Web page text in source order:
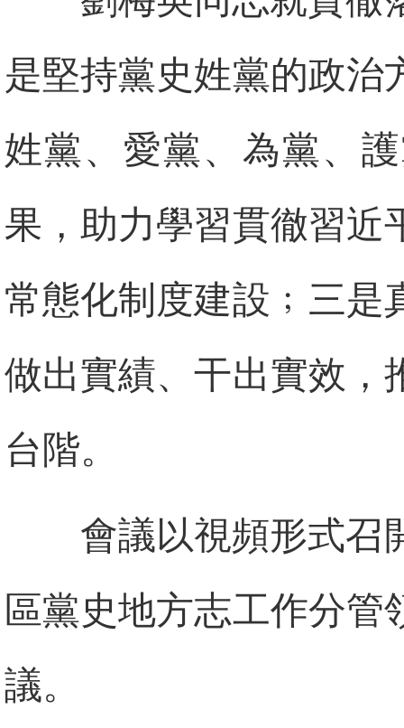
是堅持黨史姓黨的政治
姓黨、愛黨、為黨、
果，助力學習貫徹習近
常態化制度建設﹔三是
做出實績、干出實效，
台階。
會議以視頻形式召
區黨史地方志工作分
議。